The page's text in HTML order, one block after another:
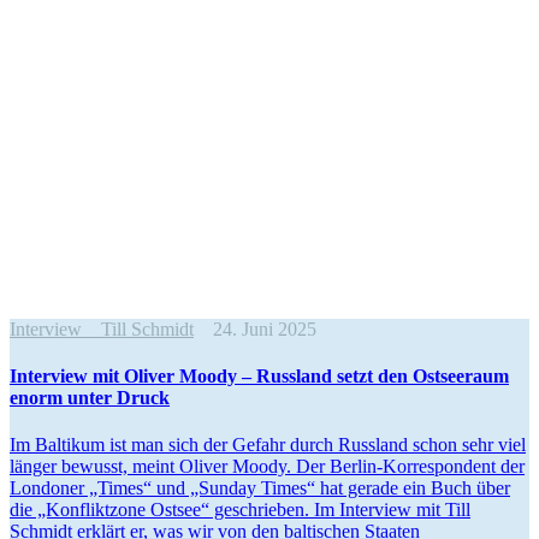
Interview Till Schmidt 24. Juni 2025
Interview mit Oliver Moody – Russland setzt den Ostseeraum
enorm unter Druck
Im Baltikum ist man sich der Gefahr durch Russland schon sehr viel
länger bewusst, meint Oliver Moody. Der Berlin-Korre­spondent der
Londoner „Times“ und „Sunday Times“ hat gerade ein Buch über
die „Konfliktzone Ostsee“ geschrieben. Im Interview mit Till
Schmidt erklärt er, was wir von den balti­schen Staaten